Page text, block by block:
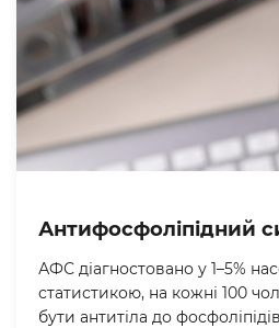
Антифосфоліпідний
АФС діагностовано у 1–5%
статистикою, на кожні 100
бути антитіла до